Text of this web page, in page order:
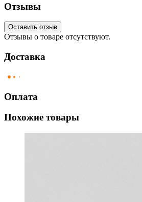
Отзывы
Оставить отзыв
Отзывы о товаре отсутствуют.
Доставка
Оплата
Похожие товары